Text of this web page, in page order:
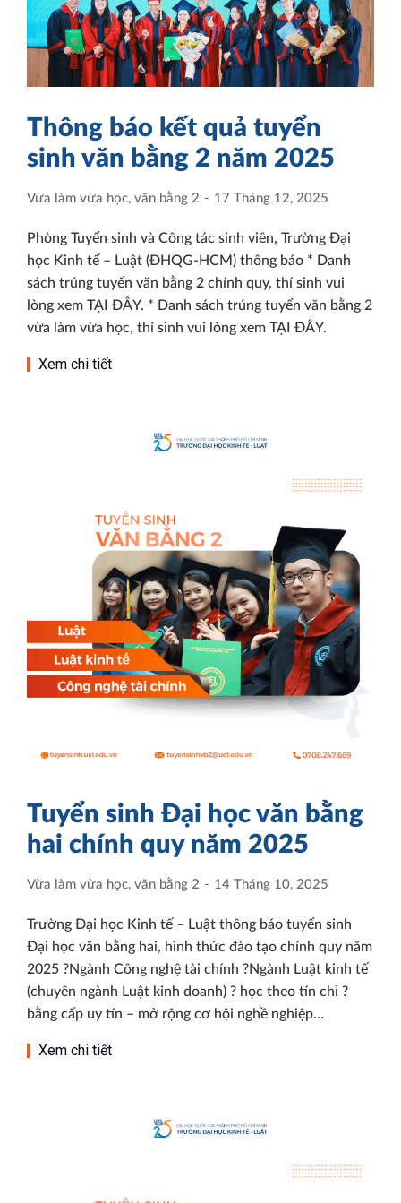
Thông báo kết quả tuyển
sinh văn bằng 2 năm 2025
Vừa làm vừa học, văn bằng 2 17 Tháng 12, 2025
Phòng Tuyển sinh và Công tác sinh viên, Trường Đại
học Kinh tế – Luật (ĐHQG-HCM) thông báo * Danh
sách trúng tuyển văn bằng 2 chính quy, thí sinh vui
lòng xem TẠI ĐÂY. * Danh sách trúng tuyển văn bằng 2
vừa làm vừa học, thí sinh vui lòng xem TẠI ĐÂY.
Xem chi tiết
Tuyển sinh Đại học văn bằng
hai chính quy năm 2025
Vừa làm vừa học, văn bằng 2 14 Tháng 10, 2025
Trường Đại học Kinh tế – Luật thông báo tuyển sinh
Đại học văn bằng hai, hình thức đào tạo chính quy năm
2025 ?Ngành Công nghệ tài chính ?Ngành Luật kinh tế
(chuyên ngành Luật kinh doanh) ? học theo tín chỉ ?
bằng cấp uy tín – mở rộng cơ hội nghề nghiệp…
Xem chi tiết